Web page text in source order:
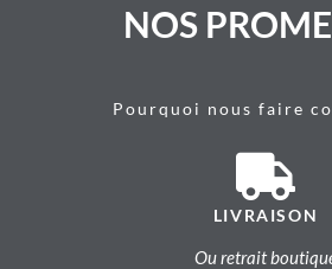
NOS
Pourquoi nous faire
LIVRAISON
Ou retrait